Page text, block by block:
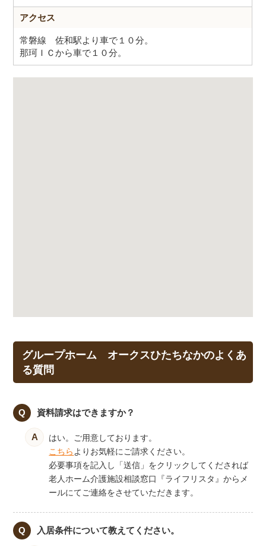
アクセス
常磐線 佐和駅より車で１０分。
那珂ＩＣから車で１０分。
グループホーム オークスひたちなかのよくあ
る質問
資料請求はできますか？
はい。ご用意しております。
こちら よりお気軽にご請求ください。
必要事項を記入し「送信」をクリックしてくだされば
老人ホーム介護施設相談窓口『ライフリスタ』からメ
ールにてご連絡をさせていただきます。
入居条件について教えてください。